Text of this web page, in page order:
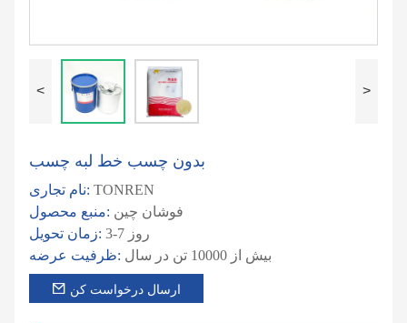
< >
بدون چسب خط لبه چسب
نام تجاری: TONREN
منبع محصول: فوشان چین
زمان تحویل:
3-7 روز
ظرفیت عرضه:
بیش از 10000 تن در سال
ارسال درخواست کن